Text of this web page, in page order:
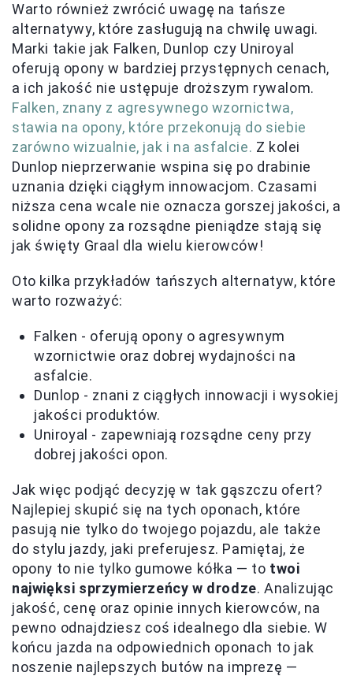
Warto również zwrócić uwagę na tańsze
alternatywy, które zasługują na chwilę uwagi.
Marki takie jak Falken, Dunlop czy Uniroyal
oferują opony w bardziej przystępnych cenach,
a ich jakość nie ustępuje droższym rywalom.
Falken, znany z agresywnego wzornictwa,
stawia na opony, które przekonują do siebie
zarówno wizualnie, jak i na asfalcie. Z kolei
Dunlop nieprzerwanie wspina się po drabinie
uznania dzięki ciągłym innowacjom. Czasami
niższa cena wcale nie oznacza gorszej jakości, a
solidne opony za rozsądne pieniądze stają się
jak święty Graal dla wielu kierowców!
Oto kilka przykładów tańszych alternatyw, które
warto rozważyć:
Falken - oferują opony o agresywnym
wzornictwie oraz dobrej wydajności na
asfalcie.
Dunlop - znani z ciągłych innowacji i wysokiej
jakości produktów.
Uniroyal - zapewniają rozsądne ceny przy
dobrej jakości opon.
Jak więc podjąć decyzję w tak gąszczu ofert?
Najlepiej skupić się na tych oponach, które
pasują nie tylko do twojego pojazdu, ale także
do stylu jazdy, jaki preferujesz. Pamiętaj, że
opony to nie tylko gumowe kółka — to twoi
najwięksi sprzymierzeńcy w drodze. Analizując
jakość, cenę oraz opinie innych kierowców, na
pewno odnajdziesz coś idealnego dla siebie. W
końcu jazda na odpowiednich oponach to jak
noszenie najlepszych butów na imprezę —